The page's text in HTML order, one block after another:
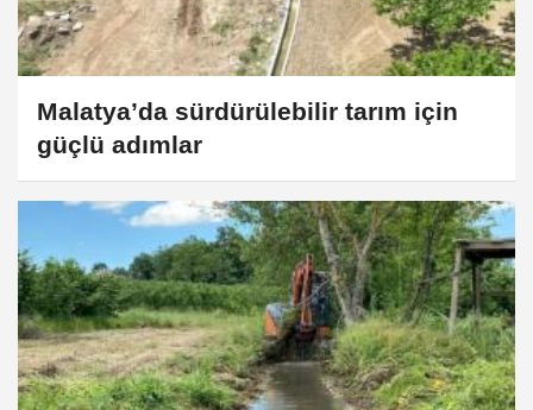
Malatya’da sürdürülebilir tarım için
güçlü adımlar